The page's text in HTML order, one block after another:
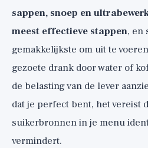
sappen, snoep en
meest effectieve stappen, en
gemakkelijkste om uit te
gezoete drank door water of
de belasting van de lever
dat je perfect bent, het vereist
suikerbronnen in je menu
vermindert.